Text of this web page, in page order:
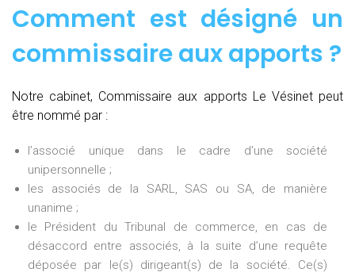
Comment est désigné un
commissaire aux apports ?
Notre cabinet, Commissaire aux apports Le Vésinet peut
être nommé par :
l’associé unique dans le cadre d’une société
unipersonnelle ;
les associés de la SARL, SAS ou SA, de manière
unanime ;
le Président du Tribunal de commerce, en cas de
désaccord entre associés, à la suite d’une requête
déposée par le(s) dirigeant(s) de la société. Ce(s)